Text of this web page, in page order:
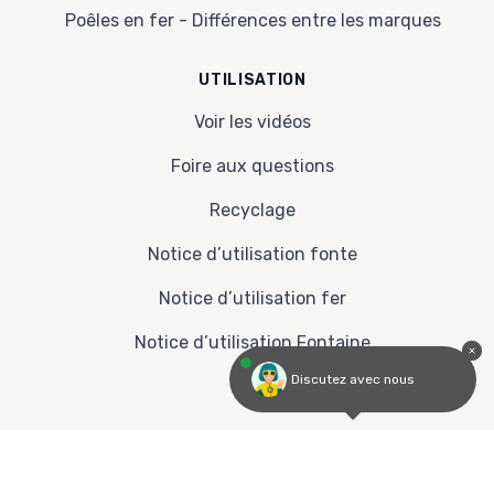
Poêles en fer - Différences entre les marques
UTILISATION
Voir les vidéos
Foire aux questions
Recyclage
Notice d’utilisation fonte
Notice d’utilisation fer
Notice d’utilisation Fontaine
Discutez avec nous